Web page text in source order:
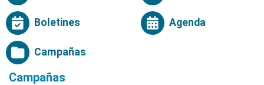
Boletines Agenda
Campañas
Campañas